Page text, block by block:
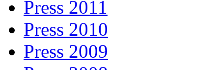
Press 2011
Press 2010
Press 2009